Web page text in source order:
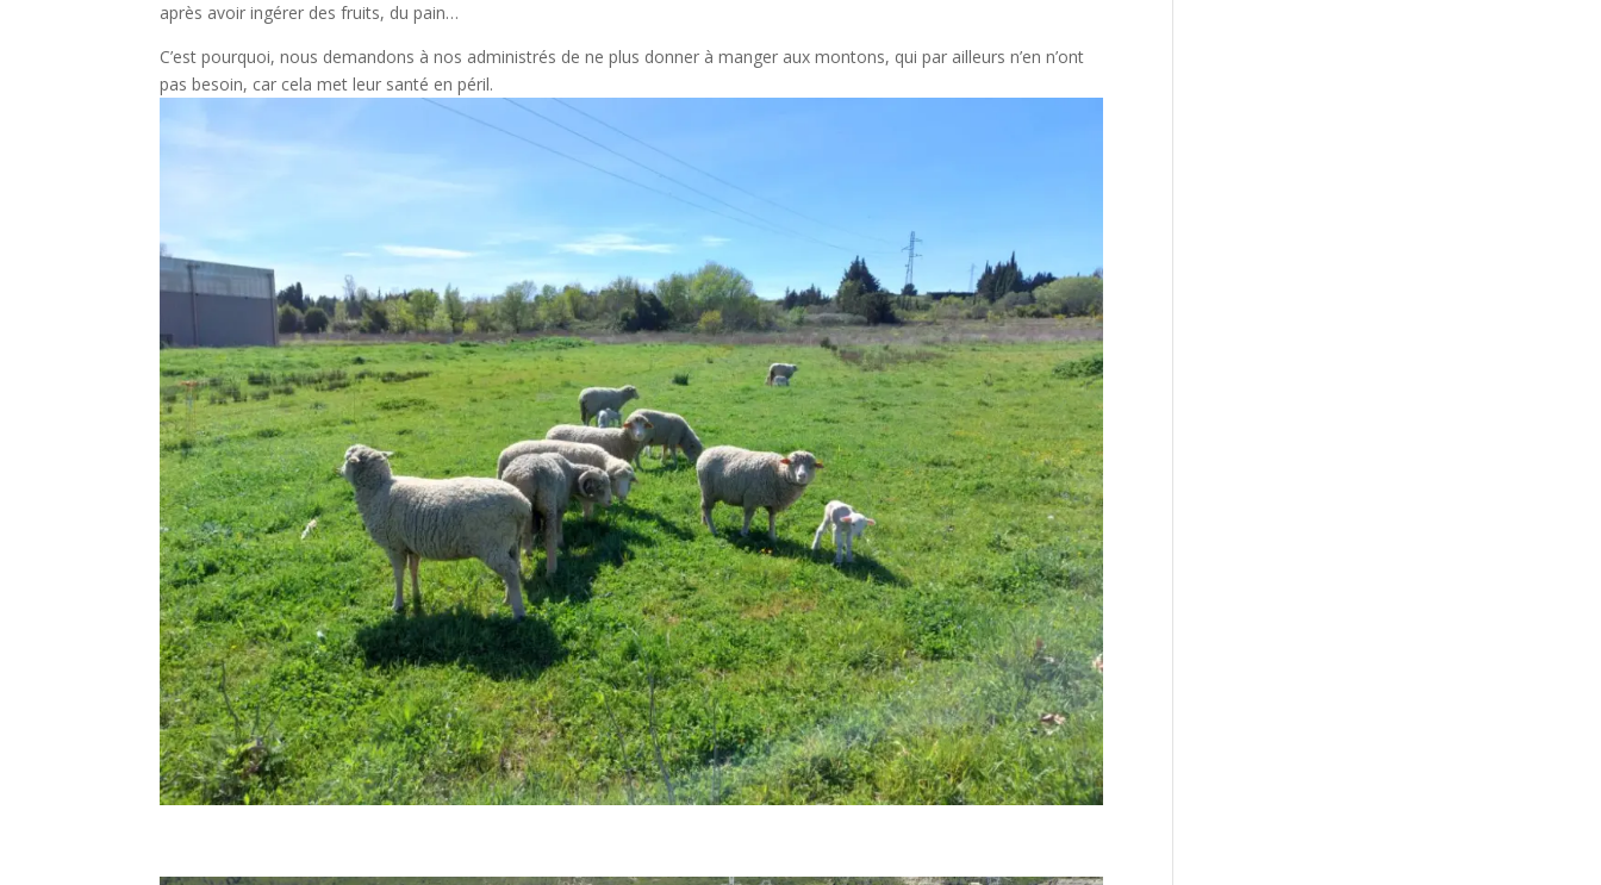
après avoir ingérer des fruits, du pain…
C’est pourquoi, nous demandons à nos administrés de ne plus donner à manger aux montons, qui par ailleurs n’en n’ont
pas besoin, car cela met leur santé en péril.